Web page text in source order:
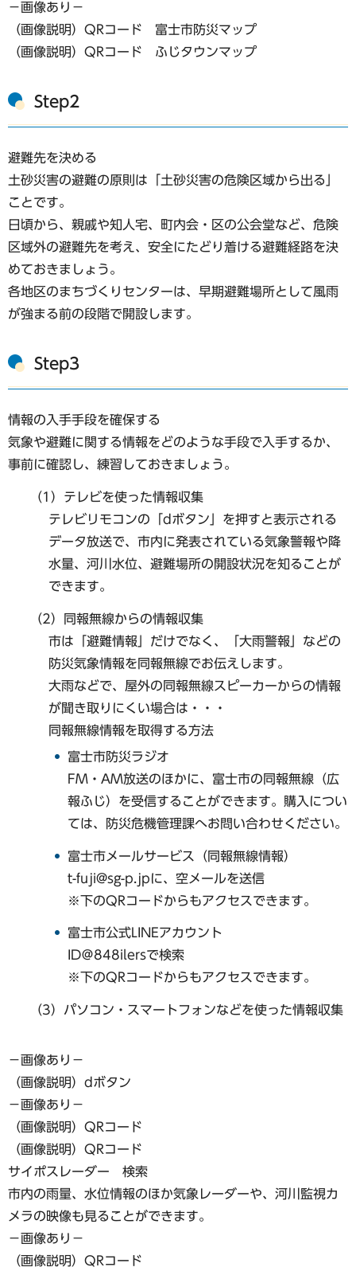
−画像あり−
（画像説明）QRコード 富士市防災マップ
（画像説明）QRコード ふじタウンマップ
Step2
避難先を決める
土砂災害の避難の原則は「土砂災害の危険区域から出る」
ことです。
日頃から、親戚や知人宅、町内会・区の公会堂など、危険
区域外の避難先を考え、安全にたどり着ける避難経路を決
めておきましょう。
各地区のまちづくりセンターは、早期避難場所として風雨
が強まる前の段階で開設します。
Step3
情報の入手手段を確保する
気象や避難に関する情報をどのような手段で入手するか、
事前に確認し、練習しておきましょう。
（1）テレビを使った情報収集
テレビリモコンの「dボタン」を押すと表示される
データ放送で、市内に発表されている気象警報や降
水量、河川水位、避難場所の開設状況を知ることが
できます。
（2）同報無線からの情報収集
市は「避難情報」だけでなく、「大雨警報」などの
防災気象情報を同報無線でお伝えします。
大雨などで、屋外の同報無線スピーカーからの情報
が聞き取りにくい場合は・・・
同報無線情報を取得する方法
富士市防災ラジオ
FM・AM放送のほかに、富士市の同報無線（広
報ふじ）を受信することができます。購入につい
ては、防災危機管理課へお問い合わせください。
富士市メールサービス（同報無線情報）
t-fuji@sg-p.jpに、空メールを送信
※下のQRコードからもアクセスできます。
富士市公式LINEアカウント
ID＠848ilersで検索
※下のQRコードからもアクセスできます。
（3）パソコン・スマートフォンなどを使った情報収集
−画像あり−
（画像説明）dボタン
−画像あり−
（画像説明）QRコード
（画像説明）QRコード
サイポスレーダー 検索
市内の雨量、水位情報のほか気象レーダーや、河川監視カ
メラの映像も見ることができます。
−画像あり−
（画像説明）QRコード